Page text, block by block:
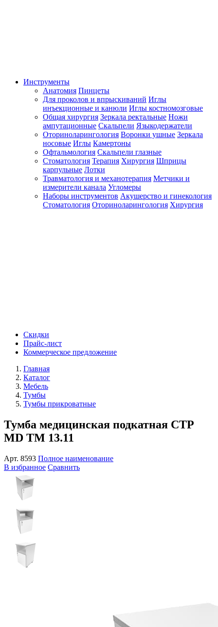
Инструменты
Анатомия Пинцеты
Для проколов и впрыскиваний Иглы
инъекционные и канюли Иглы костномозговые
Общая хирургия Зеркала ректальные Ножи
ампутационные Скальпели Языкодержатели
Оториноларингология Воронки ушные Зеркала
носовые Иглы Камертоны
Офтальмология Скальпели глазные
Стоматология Терапия Хирургия Шприцы
карпульные Лотки
Травматология и механотерапия Метчики и
измерители канала Угломеры
Наборы инструментов Акушерство и гинекология
Стоматология Оториноларингология Хирургия
Скидки
Прайс-лист
Коммерческое предложение
Главная
Каталог
Мебель
Тумбы
Тумбы прикроватные
Тумба медицинская подкатная СТР
MD TM 13.11
Арт. 8593 Полное наименование
В избранное Сравнить